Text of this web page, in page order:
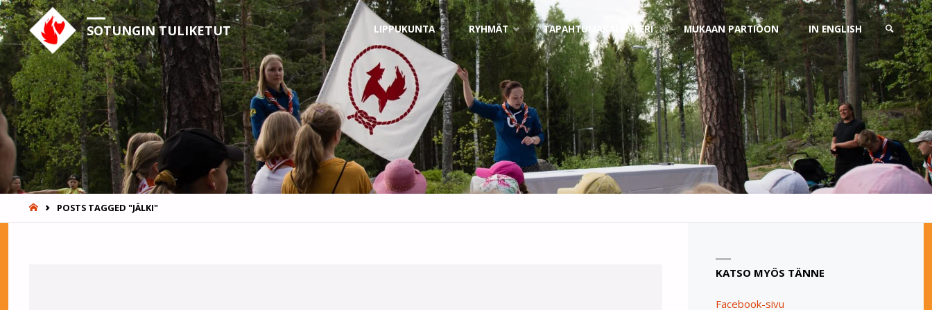
SOTUNGIN TULIKETUT
Skip
to
content
LIPPUKUNTA RYHMÄT TAPAHTUMAKALENTERI MUKAAN PARTIOON IN ENGLISH
SEARCH
HOMEPOSTS TAGGED "JÄLKI"
KATSO MYÖS TÄNNE
Facebook-sivu